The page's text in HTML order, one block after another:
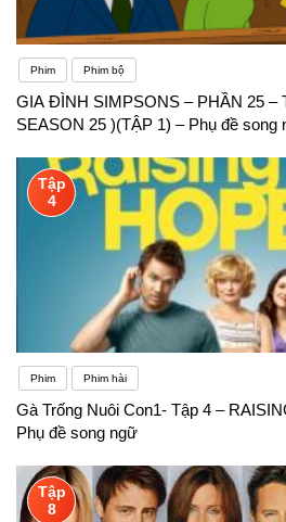
Phim Phim bộ
GIA ĐÌNH SIMPSONS – PHẦN 25 –
SEASON 25 )(TẬP 1) – Phụ đề song
Tập
4
Phim Phim hài
Gà Trống Nuôi Con1- Tập 4 –
Phụ đề song ngữ
Tập
8